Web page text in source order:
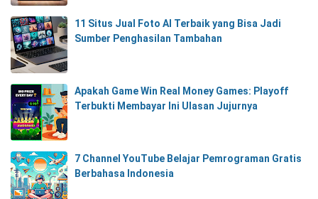
11 Situs Jual Foto AI Terbaik yang Bisa Jadi
Sumber Penghasilan Tambahan
Apakah Game Win Real Money Games: Playoff
Terbukti Membayar Ini Ulasan Jujurnya
7 Channel YouTube Belajar Pemrograman Gratis
Berbahasa Indonesia